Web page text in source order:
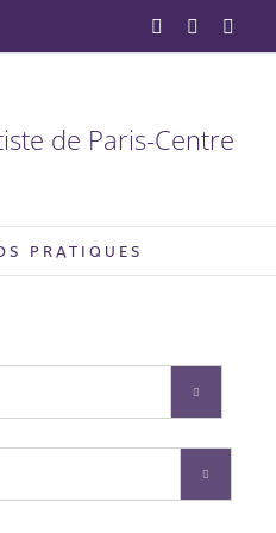
YouTubeFacebook
de Paris-Centre
PRATIQUES

